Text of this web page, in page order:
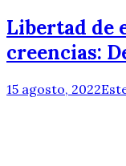
Libertad de
creencias:
15 agosto, 2022